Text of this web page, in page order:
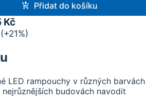
Přidat do košíku
Kč
LED rampouchy v různých barvách
budovách navodit